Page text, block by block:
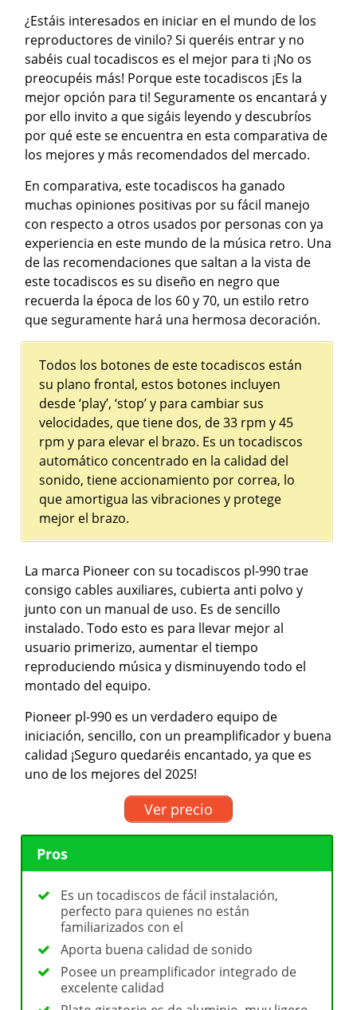
¿Estáis interesados en iniciar en el mundo de los
reproductores de vinilo? Si queréis entrar y no
sabéis cual tocadiscos es el mejor para ti ¡No os
preocupéis más! Porque este tocadiscos ¡Es la
mejor opción para ti! Seguramente os encantará y
por ello invito a que sigáis leyendo y descubríos
por qué este se encuentra en esta comparativa de
los mejores y más recomendados del mercado.
En comparativa, este tocadiscos ha ganado
muchas opiniones positivas por su fácil manejo
con respecto a otros usados por personas con ya
experiencia en este mundo de la música retro. Una
de las recomendaciones que saltan a la vista de
este tocadiscos es su diseño en negro que
recuerda la época de los 60 y 70, un estilo retro
que seguramente hará una hermosa decoración.
Todos los botones de este tocadiscos están
su plano frontal, estos botones incluyen
desde ‘play’, ‘stop’ y para cambiar sus
velocidades, que tiene dos, de 33 rpm y 45
rpm y para elevar el brazo. Es un tocadiscos
automático concentrado en la calidad del
sonido, tiene accionamiento por correa, lo
que amortigua las vibraciones y protege
mejor el brazo.
La marca Pioneer con su tocadiscos pl-990 trae
consigo cables auxiliares, cubierta anti polvo y
junto con un manual de uso. Es de sencillo
instalado. Todo esto es para llevar mejor al
usuario primerizo, aumentar el tiempo
reproduciendo música y disminuyendo todo el
montado del equipo.
Pioneer pl-990 es un verdadero equipo de
iniciación, sencillo, con un preamplificador y buena
calidad ¡Seguro quedaréis encantado, ya que es
uno de los mejores del 2025!
Ver precio
Pros
Es un tocadiscos de fácil instalación,
perfecto para quienes no están
familiarizados con el
Aporta buena calidad de sonido
Posee un preamplificador integrado de
excelente calidad